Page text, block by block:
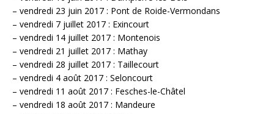
– vendredi 23 juin 2017 : Pont de Roide-Vermondans
– vendredi 7 juillet 2017 : Exincourt
– vendredi 14 juillet 2017 : Montenois
– vendredi 21 juillet 2017 : Mathay
– vendredi 28 juillet 2017 : Taillecourt
– vendredi 4 août 2017 : Seloncourt
– vendredi 11 août 2017 : Fesches-le-Châtel
– vendredi 18 août 2017 : Mandeure